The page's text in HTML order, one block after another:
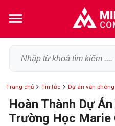
Trang chủ Tin tức Dự án văn phòng
Hoàn Thành Dự
Trường Học Marie